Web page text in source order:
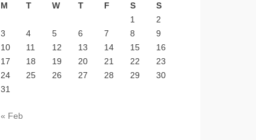
M
T W T F S
S
1
2
3
4 5 6 7 8
9
10
11 12 13 14 15
16
17
18 19 20 21 22
23
24
25 26 27 28 29
30
31
« Feb